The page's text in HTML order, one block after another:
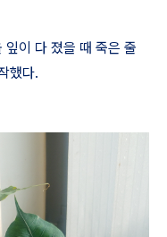
잎이 다 졌을 때 죽은 줄
했다.